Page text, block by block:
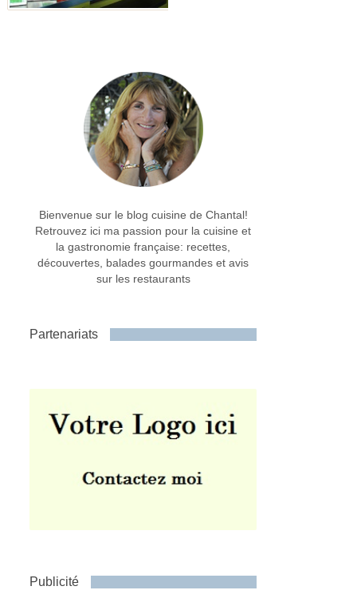
Bienvenue sur le blog cuisine de Chantal!
Retrouvez ici ma passion pour la cuisine et
la gastronomie française: recettes,
découvertes, balades gourmandes et avis
sur les restaurants
Partenariats
Publicité